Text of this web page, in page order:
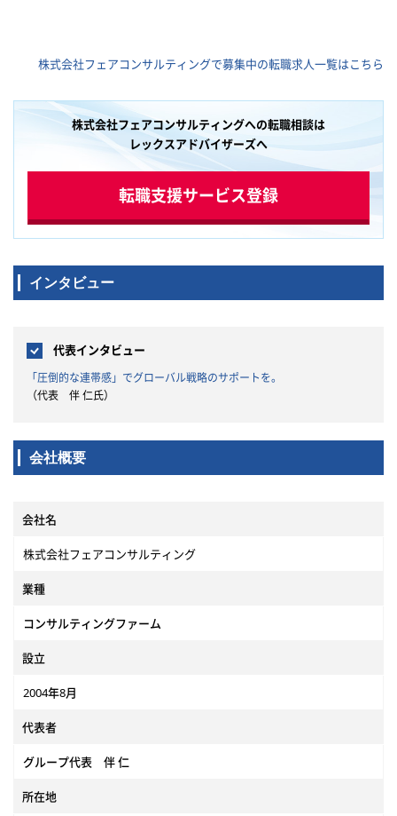
備（グ
支援
※初めは経験に近い領域からスタ
ていただきます。
※入社時点ですべての経験がなく
ても問題ございません。
株式会社フェアコンサルティングで募集中の転職求人一覧はこちら
株式会社フェアコンサルティングへの転職相談は
レックスアドバイザーズへ
転職支援サービス登録
インタビュー
代表インタビュー
「圧倒的な連帯感」でグローバル戦略のサポートを。
（代表 伴 仁氏）
会社概要
会社名
株式会社フェアコンサルティング
業種
コンサルティングファーム
設立
2004年8月
代表者
グループ代表 伴 仁
所在地